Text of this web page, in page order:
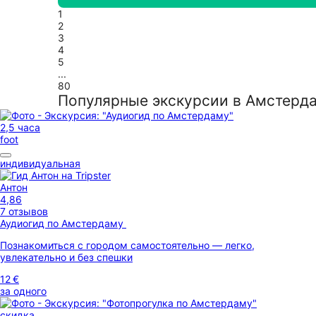
1
2
3
4
5
...
80
Популярные экскурсии в
2,5 часа
foot
индивидуальная
Антон
4,86
7 отзывов
Аудиогид по Амстердаму
Познакомиться с городом самостоятельно — легко,
увлекательно и без спешки
12 €
за одного